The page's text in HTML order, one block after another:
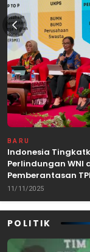
BARU
Indonesia
Perlindungan WNI
Pemberantasan
Tenggara
11/11/2025
POLITIK